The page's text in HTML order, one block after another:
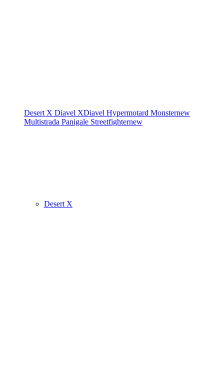
Desert X Diavel XDiavel Hypermotard Monsternew
Multistrada Panigale Streetfighternew
Desert X